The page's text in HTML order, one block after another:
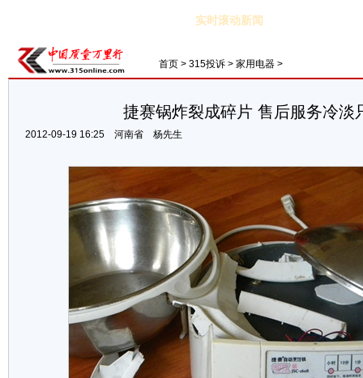
实时滚动新闻
超预期 ·我国人均期望寿命提高至74.8岁 婴儿死亡率持续下降
首页 > 315投诉 > 家用电器 >
捷赛锅炸裂成碎片 售后服务冷淡
2012-09-19 16:25 河南省 杨先生